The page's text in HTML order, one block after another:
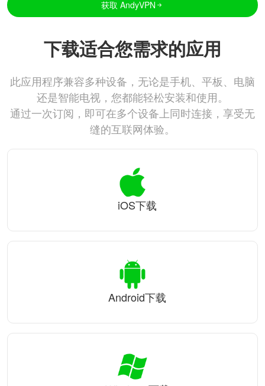
获取 AndyVPN
下载适合您需求的应用
此应用程序兼容多种设备，无论是手机、平板、电脑
还是智能电视，您都能轻松安装和使用。
通过一次订阅，即可在多个设备上同时连接，享受无
缝的互联网体验。
iOS下载
Android下载